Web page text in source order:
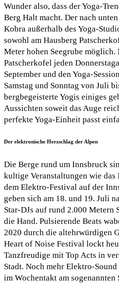
Wunder also, dass der Yoga-
Berg Halt macht. Der nach
Kobra außerhalb des Yoga-
sowohl am Hausberg
Meter hohen Seegrube
Patscherkofel jeden
September und den Yoga-
Samstag und Sonntag von Juli
bergbegeisterte Yogis einiges
Aussichten soweit das Auge
perfekte Yoga-Einheit passt
Der elektronische Herzschlag der Alpen
Die Berge rund um Innsbruck
kultige Veranstaltungen wie
dem Elektro-Festival auf der
geben sich am 18. und 19. Juli
Star-DJs auf rund 2.000 Metern
die Hand. Pulsierende Beats
2020 durch die altehrwürdigen
Heart of Noise Festival lockt
Tanzfreudige mit Top Acts in
Stadt. Noch mehr Elektro-
im Wochentakt am sogenannten